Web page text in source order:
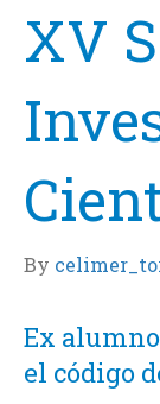
XV
By
Ex
el código